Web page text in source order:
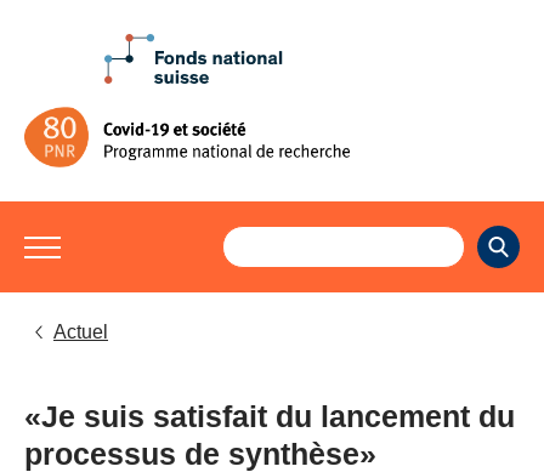
Actuel
«Je suis satisfait du lancement du
processus de synthèse»